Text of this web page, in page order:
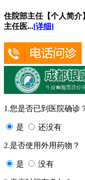
住院部主任【个人简
主任医...[详细]
1.您是否已到医院确诊
是 还没有
2.是否使用外用药物？
是 没有